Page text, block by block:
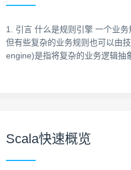
1. 引言 什么是规则引擎 一个业
但有些复杂的业务规则也可以由
engine)是指将复杂的业务逻辑抽
Scala快速概览